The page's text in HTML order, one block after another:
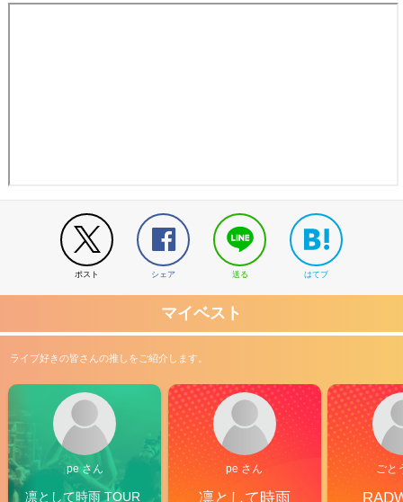
ポスト シェア 送る はてブ
マイベスト
ライブ好きの皆さんの推しをご紹介します。
pe さん
凛として時雨 TOUR
pe さん
凛として時雨
ごと